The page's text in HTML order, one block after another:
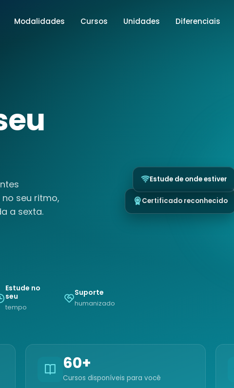
Modalidades Cursos Unidades Diferenciais
seu ritmo,
a sexta.
Estude no
seu
tempo
Suporte
humanizado
Certificado reconhecido
Estude de onde estiver
60+
Cursos disponíveis para você